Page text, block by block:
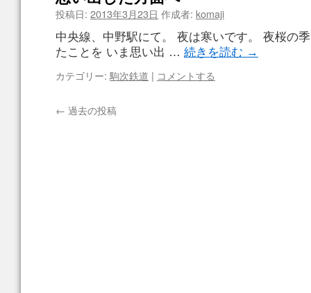
投稿日: 2013年3月23日 作成者: komaji
中央線、中野駅にて。 夜は寒いです。 夜桜の
たことを いま思い出 … 続きを読む →
カテゴリー: 駒次鉄道 | コメントする
← 過去の投稿